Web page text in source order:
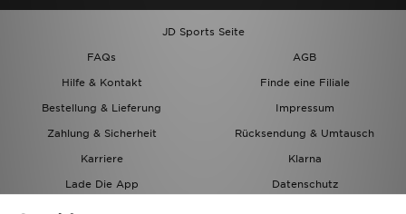
JD Sports Seite
FAQs
AGB
Hilfe & Kontakt
Finde eine Filiale
Bestellung & Lieferung
Impressum
Zahlung & Sicherheit
Rücksendung & Umtausch
Karriere
Klarna
Lade Die App
Datenschutz